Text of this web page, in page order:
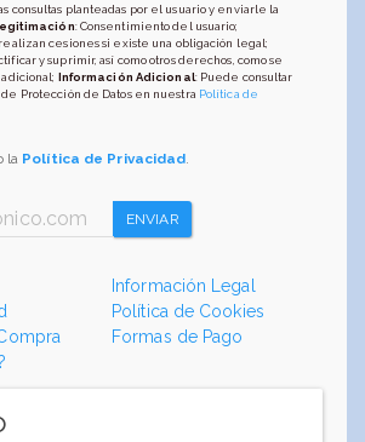
consultas planteadas por el usuario y enviarle la
: Consentimiento del usuario;
realizan cesiones si existe una obligación legal;
y suprimir, así como otros derechos, como se
Información Adicional: Puede consultar
Protección de Datos en nuestra Política de
la Política de Privacidad.
ENVIAR
Información Legal
Política de Cookies
Formas de Pago